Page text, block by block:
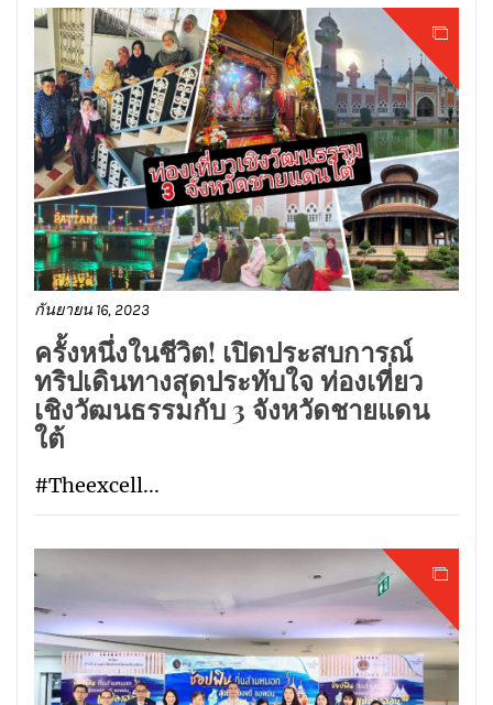
กันยายน 16, 2023
ครั้งหนึ่งในชีวิต! เปิดประสบการณ์
ทริปเดินทางสุดประทับใจ ท่องเที่ยว
เชิงวัฒนธรรมกับ 3 จังหวัดชายแดน
ใต้
#Theexcell...